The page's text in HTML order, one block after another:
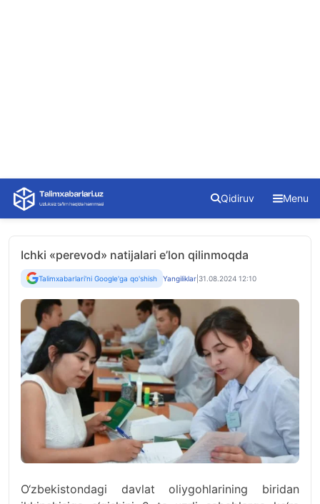
Skip
content
Qidiruv Menu
Ichki «perevod» natijalari e’lon qilinmoqda
Talimxabarlari'ni Google'ga qo'shish Yangiliklar 31.08.2024 12:10
O‘zbekistondagi davlat oliygohlarining biridan